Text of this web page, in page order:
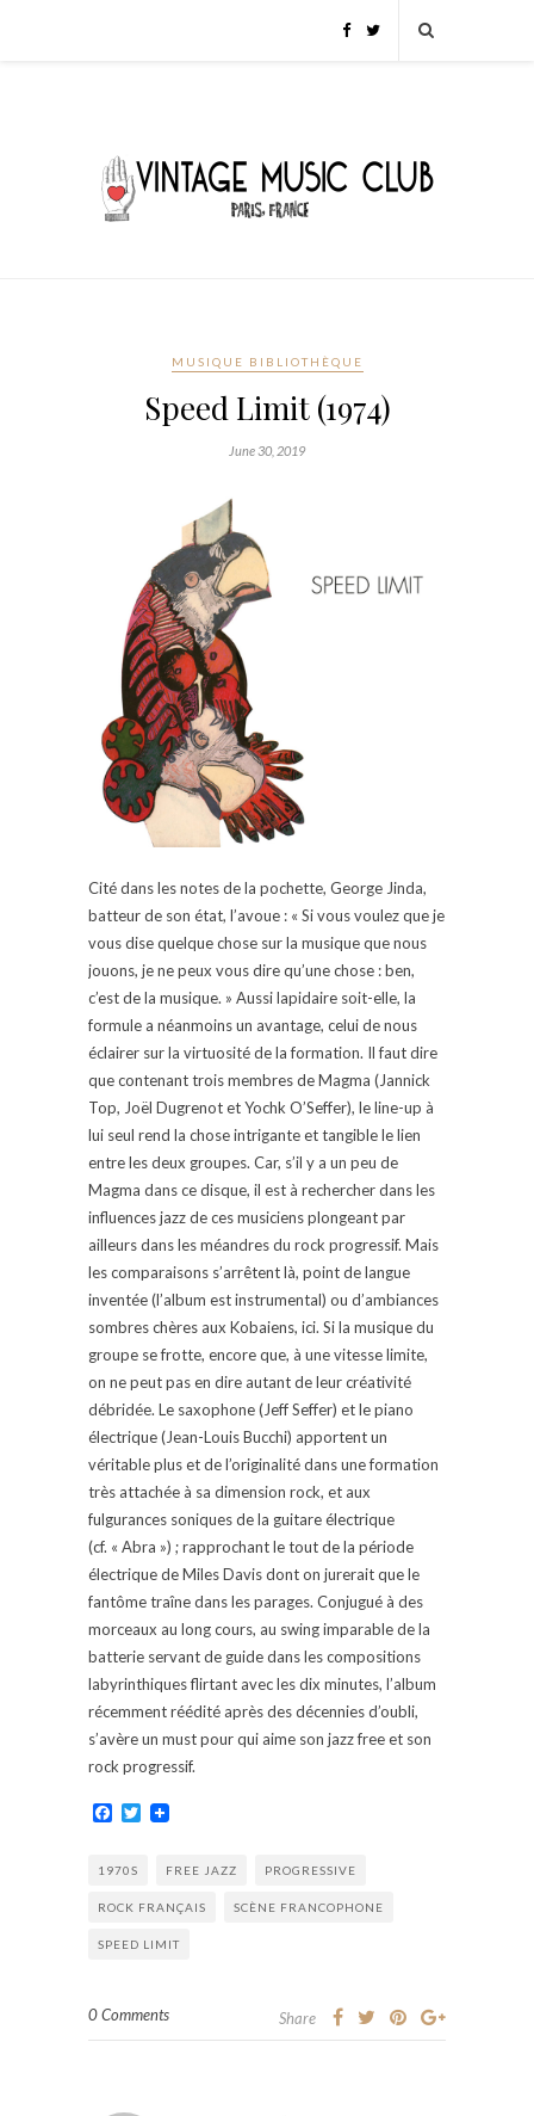
MUSIQUE BIBLIOTHÈQUE
Speed Limit (1974)
June 30, 2019
Cité dans les notes de la pochette, George Jinda,
batteur de son état, l’avoue : « Si vous voulez que je
vous dise quelque chose sur la musique que nous
jouons, je ne peux vous dire qu’une chose : ben,
c’est de la musique. » Aussi lapidaire soit-elle, la
formule a néanmoins un avantage, celui de nous
éclairer sur la virtuosité de la formation. Il faut dire
que contenant trois membres de Magma (Jannick
Top, Joël Dugrenot et Yochk O’Seffer), le line-up à
lui seul rend la chose intrigante et tangible le lien
entre les deux groupes. Car, s’il y a un peu de
Magma dans ce disque, il est à rechercher dans les
influences jazz de ces musiciens plongeant par
ailleurs dans les méandres du rock progressif. Mais
les comparaisons s’arrêtent là, point de langue
inventée (l’album est instrumental) ou d’ambiances
sombres chères aux Kobaiens, ici. Si la musique du
groupe se frotte, encore que, à une vitesse limite,
on ne peut pas en dire autant de leur créativité
débridée. Le saxophone (Jeff Seffer) et le piano
électrique (Jean-Louis Bucchi) apportent un
véritable plus et de l’originalité dans une formation
très attachée à sa dimension rock, et aux
fulgurances soniques de la guitare électrique
(cf. « Abra ») ; rapprochant le tout de la période
électrique de Miles Davis dont on jurerait que le
fantôme traîne dans les parages. Conjugué à des
morceaux au long cours, au swing imparable de la
batterie servant de guide dans les compositions
labyrinthiques flirtant avec les dix minutes, l’album
récemment réédité après des décennies d’oubli,
s’avère un must pour qui aime son jazz free et son
rock progressif.
Facebook
Twitter
1970S FREE JAZZ PROGRESSIVE
ROCK FRANÇAIS SCÈNE FRANCOPHONE
SPEED LIMIT
0 Comments Share